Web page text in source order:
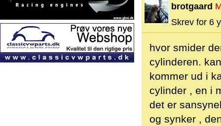
brotgaard
Skrev for 6
hvor smider
cylinderen.
kommer ud i
cylinder , en i
det er
og synker ,